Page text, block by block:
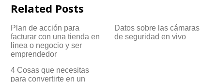
Related Posts
Plan de acción para
facturar con una tienda en
linea o negocio y ser
emprendedor
Datos sobre las cámaras
de seguridad en vivo
4 Cosas que necesitas
para convertirte en un